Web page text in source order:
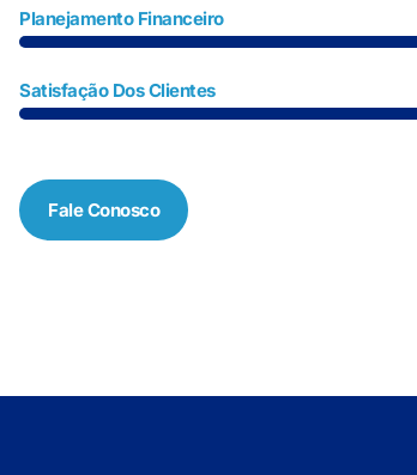
Planejamento Financeiro
Satisfação Dos Clientes
Fale Conosco